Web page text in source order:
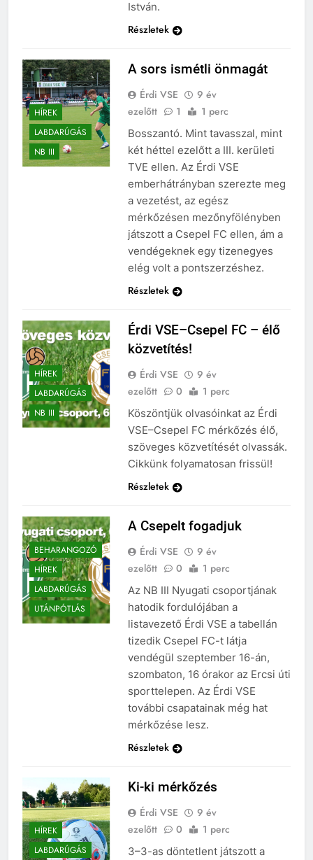
István.
Részletek
HÍREK
LABDARÚGÁS
NB III
A sors ismétli önmagát
Érdi VSE
9 év
ezelőtt
1 1 perc
Bosszantó. Mint tavasszal, mint
két héttel ezelőtt a III. kerületi
TVE ellen. Az Érdi VSE
emberhátrányban szerezte meg
a vezetést, az egész
mérkőzésen mezőnyfölényben
játszott a Csepel FC ellen, ám a
vendégeknek egy tizenegyes
elég volt a pontszerzéshez.
Részletek
HÍREK
LABDARÚGÁS
NB III
Érdi VSE–Csepel FC – élő
közvetítés!
Érdi VSE
9 év
ezelőtt
0 1 perc
Köszöntjük olvasóinkat az Érdi
VSE–Csepel FC mérkőzés élő,
szöveges közvetítését olvassák.
Cikkünk folyamatosan frissül!
Részletek
BEHARANGOZÓ
HÍREK
LABDARÚGÁS
UTÁNPÓTLÁS
A Csepelt fogadjuk
Érdi VSE
9 év
ezelőtt
0 1 perc
Az NB III Nyugati csoportjának
hatodik fordulójában a
listavezető Érdi VSE a tabellán
tizedik Csepel FC-t látja
vendégül szeptember 16-án,
szombaton, 16 órakor az Ercsi úti
sporttelepen. Az Érdi VSE
további csapatainak még hat
mérkőzése lesz.
Részletek
HÍREK
LABDARÚGÁS
Ki-ki mérkőzés
Érdi VSE
9 év
ezelőtt
0 1 perc
3–3-as döntetlent játszott a